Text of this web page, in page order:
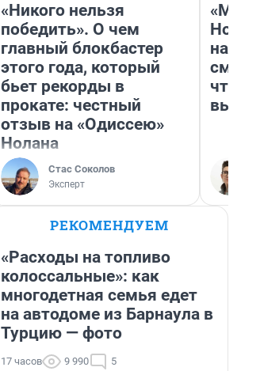
«Никого нельзя
победить». О чем
главный блокбастер
этого года, который
бьет рекорды в
прокате: честный
отзыв на «Одиссею»
Нолана
Стас Соколов
Эксперт
«Мы
РЕКОМЕНДУЕМ
«Расходы на топливо
колоссальные»: как
многодетная семья едет
на автодоме из Барнаула в
Турцию — фото
17 часов 9 990 5